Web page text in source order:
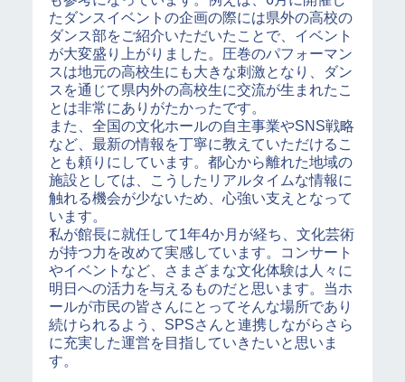
たダンスイベントの企画の際には県外の高校の
ダンス部をご紹介いただいたことで、イベント
が大変盛り上がりました。圧巻のパフォーマン
スは地元の高校生にも大きな刺激となり、ダン
スを通じて県内外の高校生に交流が生まれたこ
とは非常にありがたかったです。
また、全国の文化ホールの自主事業やSNS戦略
など、最新の情報を丁寧に教えていただけるこ
とも頼りにしています。都心から離れた地域の
施設としては、こうしたリアルタイムな情報に
触れる機会が少ないため、心強い支えとなって
います。
私が館長に就任して1年4か月が経ち、文化芸術
が持つ力を改めて実感しています。コンサート
やイベントなど、さまざまな文化体験は人々に
明日への活力を与えるものだと思います。当ホ
ールが市民の皆さんにとってそんな場所であり
続けられるよう、SPSさんと連携しながらさら
に充実した運営を目指していきたいと思いま
す。